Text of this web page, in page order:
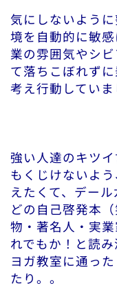
気にしないよう
境を自動的に敏
業の雰囲気やシ
て落ちこぼれず
考え行動していま
強い人達のキツ
もくじけないよ
えたくて、デー
どの自己啓発本
物・著名人・実
れでもか！と読
ヨガ教室に通っ
たり。。